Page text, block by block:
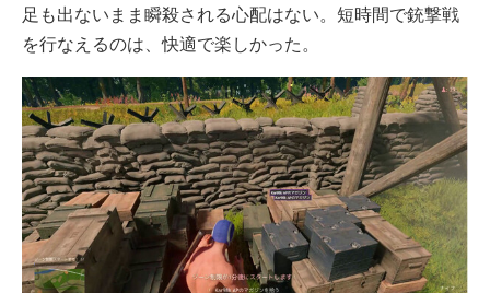
足も出ないまま瞬殺される心配はない。短時間で銃撃戦
を行なえるのは、快適で楽しかった。